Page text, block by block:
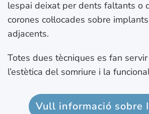
lespai deixat per dents faltants o
corones col·locades sobre
adjacents.
Totes dues tècniques es fan
l’estètica del somriure i la
Vull informació sobre